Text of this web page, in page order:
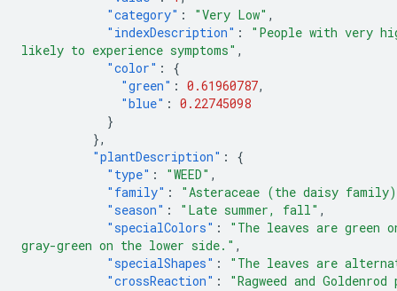
"category" : "Very Low" ,
"indexDescription" :
"People with very
likely to experience symptoms" ,
"color" :
{
"green" : 0.61960787,
"blue" : 0.22745098
}
},
"plantDescription" :
{
"type" : "WEED" ,
"family" :
"Asteraceae (the daisy
"season" : "Late summer, fall" ,
"specialColors" :
"The leaves are green
gray-green on the lower side." ,
"specialShapes" :
"The leaves are
"crossReaction" :
"Ragweed and